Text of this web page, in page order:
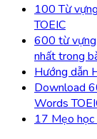
100 Từ
TOEIC
600 từ vựng
nhất trong
Hướng dẫn
Download
Words
17 Mẹo